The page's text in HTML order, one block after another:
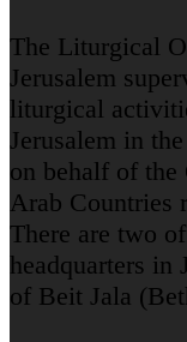
The Liturgical
Jerusalem
liturgical
Jerusalem in
on behalf of
Arab Countries
There are two
headquarters in
of Beit Jala